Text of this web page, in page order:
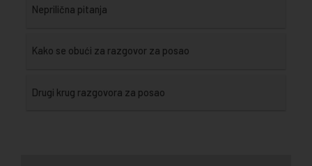
Neprilična pitanja
Kako se obući za razgovor za posao
Drugi krug razgovora za posao